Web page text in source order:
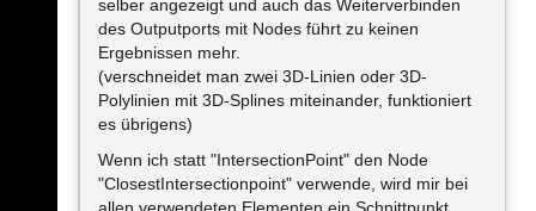
selber angezeigt und auch das Weiterverbinden
des Outputports mit Nodes führt zu keinen
Ergebnissen mehr.
(verschneidet man zwei 3D-Linien oder 3D-
Polylinien mit 3D-Splines miteinander, funktioniert
es übrigens)
Wenn ich statt "IntersectionPoint" den Node
"ClosestIntersectionpoint" verwende, wird mir bei